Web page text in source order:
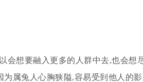
会想要融入更多的人群中去,也会想
属兔人心胸狭隘,容易受到他人的影